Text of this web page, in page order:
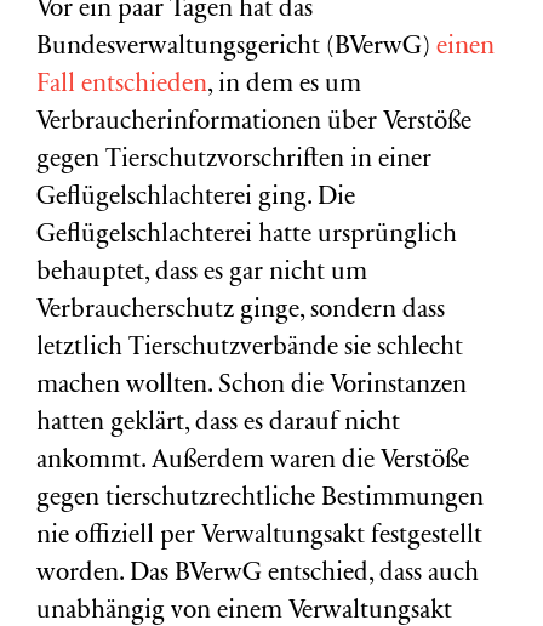
Vor ein paar Tagen hat das
Bundesverwaltungsgericht (BVerwG) einen
Fall entschieden, in dem es um
Verbraucherinformationen über Verstöße
gegen Tierschutzvorschriften in einer
Geflügelschlachterei ging. Die
Geflügelschlachterei hatte ursprünglich
behauptet, dass es gar nicht um
Verbraucherschutz ginge, sondern dass
letztlich Tierschutzverbände sie schlecht
machen wollten. Schon die Vorinstanzen
hatten geklärt, dass es darauf nicht
ankommt. Außerdem waren die Verstöße
gegen tierschutzrechtliche Bestimmungen
nie offiziell per Verwaltungsakt festgestellt
worden. Das BVerwG entschied, dass auch
unabhängig von einem Verwaltungsakt